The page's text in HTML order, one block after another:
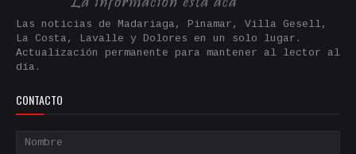
Las noticias de Madariaga, Pinamar, Villa Gesell,
La Costa, Lavalle y Dolores en un solo lugar.
Actualización permanente para mantener al lector al
día.
CONTACTO